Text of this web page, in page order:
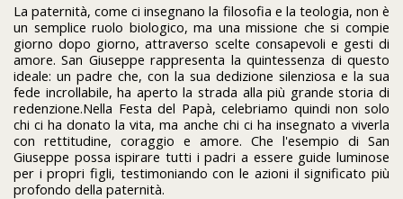
La paternità, come ci insegnano la filosofia e la teologia, non è
un semplice ruolo biologico, ma una missione che si compie
giorno dopo giorno, attraverso scelte consapevoli e gesti di
amore. San Giuseppe rappresenta la quintessenza di questo
ideale: un padre che, con la sua dedizione silenziosa e la sua
fede incrollabile, ha aperto la strada alla più grande storia di
redenzione.Nella Festa del Papà, celebriamo quindi non solo
chi ci ha donato la vita, ma anche chi ci ha insegnato a viverla
con rettitudine, coraggio e amore. Che l'esempio di San
Giuseppe possa ispirare tutti i padri a essere guide luminose
per i propri figli, testimoniando con le azioni il significato più
profondo della paternità.